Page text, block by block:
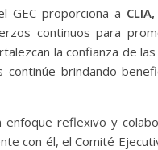
GEC proporciona a CLIA,
continuos para
la confianza de
brindando
enfoque reflexivo y
con él, el Comité